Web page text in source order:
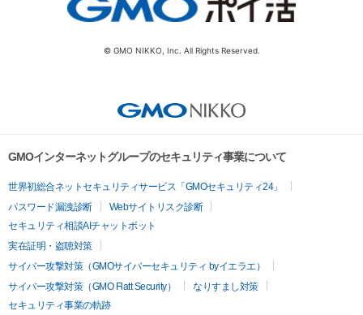
© GMO NIKKO, Inc. All Rights Reserved.
GMOインターネットグループのセキュリティ事業について
世界初総合ネットセキュリティサービス「GMOセキュリティ24」
パスワード漏洩診断
Webサイトリスク診断
セキュリティ相談AIチャットボット
実在証明・盗聴対策
サイバー攻撃対策（GMOサイバーセキュリティ byイエラエ）
サイバー攻撃対策（GMO Flatt Security）
なりすまし対策
セキュリティ事業の軌跡